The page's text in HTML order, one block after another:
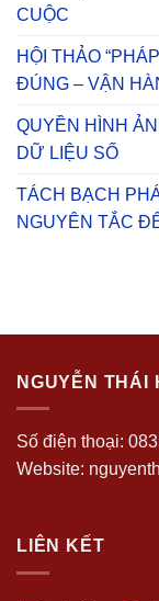
CUỘC
HỘI THẢO
ĐÚNG – VẬN
QUYỀN HÌNH
DỮ LIỆU SỐ
TÁCH BẠCH
NGUYÊN TẮC
NGUYỄN THÁI
Số điện thoại:
Website:
LIÊN KẾT